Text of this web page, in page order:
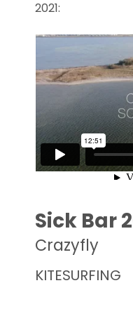
2021:
Sick Bar
Crazyfly
KITESURFING